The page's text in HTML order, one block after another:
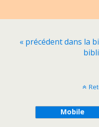
« précédent dans la
Mobile